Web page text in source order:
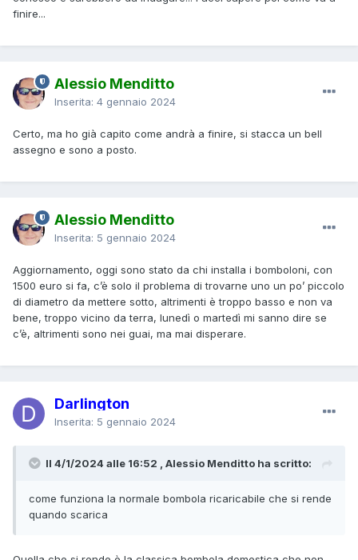
finire...
Alessio Menditto
Inserita: 4 gennaio 2024
Certo, ma ho già capito come andrà a finire, si stacca un bell
assegno e sono a posto.
Alessio Menditto
Inserita: 5 gennaio 2024
Aggiornamento, oggi sono stato da chi installa i bomboloni, con
1500 euro si fa, c’è solo il problema di trovarne uno un po’ piccolo
di diametro da mettere sotto, altrimenti è troppo basso e non va
bene, troppo vicino da terra, lunedì o martedì mi sanno dire se
c’è, altrimenti sono nei guai, ma mai disperare.
Darlington
Inserita: 5 gennaio 2024
Il 4/1/2024 alle 16:52 , Alessio Menditto ha scritto:
come funziona la normale bombola ricaricabile che si rende
quando scarica